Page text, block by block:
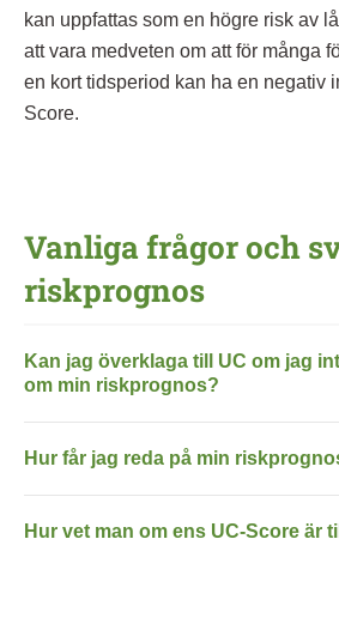
kan uppfattas som en högre risk av
att vara medveten om att för många
en kort tidsperiod kan ha en negativ
Score.
Vanliga frågor och
riskprognos
Kan jag överklaga till UC om jag
om min riskprognos?
Hur får jag reda på min
Hur vet man om ens UC-Score är